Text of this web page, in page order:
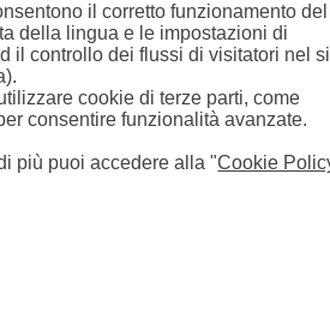
il corretto funzionamento del
della lingua e le impostazioni di
il controllo dei flussi di visitatori nel
cookie di terze parti, come
consentire funzionalità avanzate.
più puoi accedere alla "Cookie